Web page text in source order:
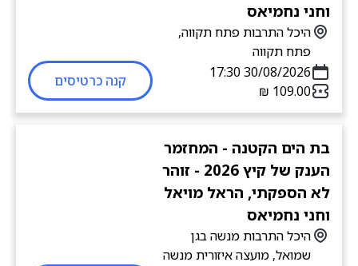
וחני נחמיאס
היכל התרבות פתח תקווה,
פתח תקווה
30/08/2026 17:30
קנה כרטיסים
בת הים הקטנה - המחזמר
הענק של קיץ 2026 - זוהר
לא הספקתי, הראל מויאל
וחני נחמיאס
היכל התרבות מנשה בגן
שמואל, מועצה איזורית מנשה